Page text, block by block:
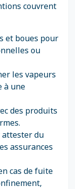
couvrent
et boues pour
ou
les vapeurs
à une
des produits
attester du
assurances
cas de fuite